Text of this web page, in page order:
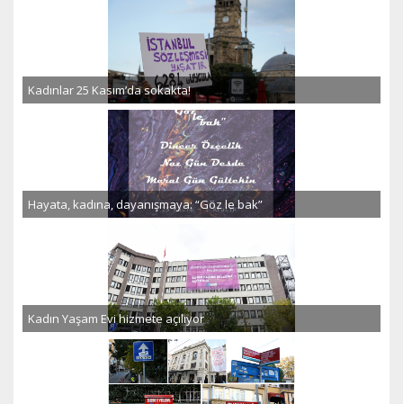
Kadınlar 25 Kasım’da sokakta!
Hayata, kadına, dayanışmaya: “Göz le bak”
Kadın Yaşam Evi hizmete açılıyor